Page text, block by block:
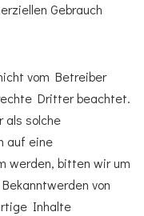
Gebrauch
vom Betreiber
Dritter beachtet.
als solche
auf eine
werden, bitten wir um
von
Inhalte